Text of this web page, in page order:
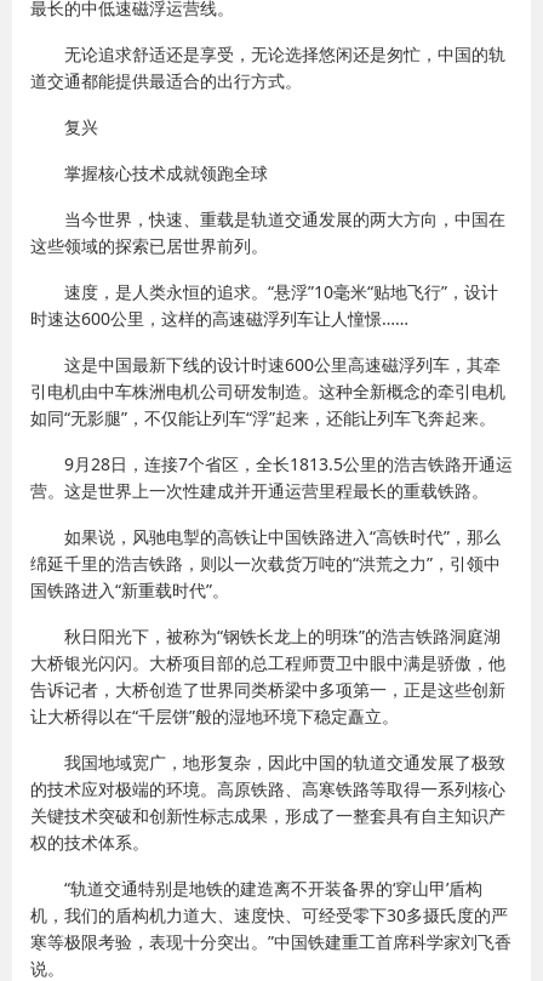
最长的中低速磁浮运营线。
无论追求舒适还是享受，无论选择悠闲还是匆忙，中国的轨
道交通都能提供最适合的出行方式。
复兴
掌握核心技术成就领跑全球
当今世界，快速、重载是轨道交通发展的两大方向，中国在
这些领域的探索已居世界前列。
速度，是人类永恒的追求。“悬浮”10毫米“贴地飞行”，设计
时速达600公里，这样的高速磁浮列车让人憧憬……
这是中国最新下线的设计时速600公里高速磁浮列车，其牵
引电机由中车株洲电机公司研发制造。这种全新概念的牵引电机
如同“无影腿”，不仅能让列车“浮”起来，还能让列车飞奔起来。
9月28日，连接7个省区，全长1813.5公里的浩吉铁路开通运
营。这是世界上一次性建成并开通运营里程最长的重载铁路。
如果说，风驰电掣的高铁让中国铁路进入“高铁时代”，那么
绵延千里的浩吉铁路，则以一次载货万吨的“洪荒之力”，引领中
国铁路进入“新重载时代”。
秋日阳光下，被称为“钢铁长龙上的明珠”的浩吉铁路洞庭湖
大桥银光闪闪。大桥项目部的总工程师贾卫中眼中满是骄傲，他
告诉记者，大桥创造了世界同类桥梁中多项第一，正是这些创新
让大桥得以在“千层饼”般的湿地环境下稳定矗立。
我国地域宽广，地形复杂，因此中国的轨道交通发展了极致
的技术应对极端的环境。高原铁路、高寒铁路等取得一系列核心
关键技术突破和创新性标志成果，形成了一整套具有自主知识产
权的技术体系。
“轨道交通特别是地铁的建造离不开装备界的‘穿山甲’盾构
机，我们的盾构机力道大、速度快、可经受零下30多摄氏度的严
寒等极限考验，表现十分突出。”中国铁建重工首席科学家刘飞香
说。